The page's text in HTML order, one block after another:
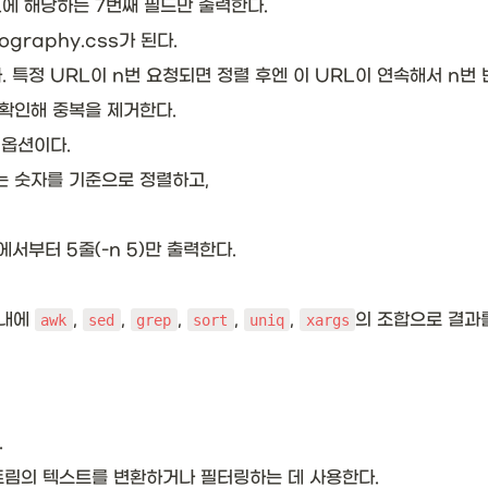
해당하는 7번째 필드만 출력한다.
가 된다.
특정 URL이 n번 요청되면 정렬 후엔 이 URL이 연속해서 n번
인해 중복을 제거한다.
션이다.
숫자를 기준으로 정렬하고,
서부터 5줄(-n 5)만 출력한다.
에 awk , sed , grep , sort , uniq , xargs 의 조합으로 결과
의 텍스트를 변환하거나 필터링하는 데 사용한다.